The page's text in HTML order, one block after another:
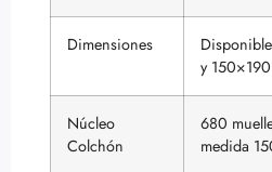
Dimensiones
y
Núcleo
Colchón
680
medida